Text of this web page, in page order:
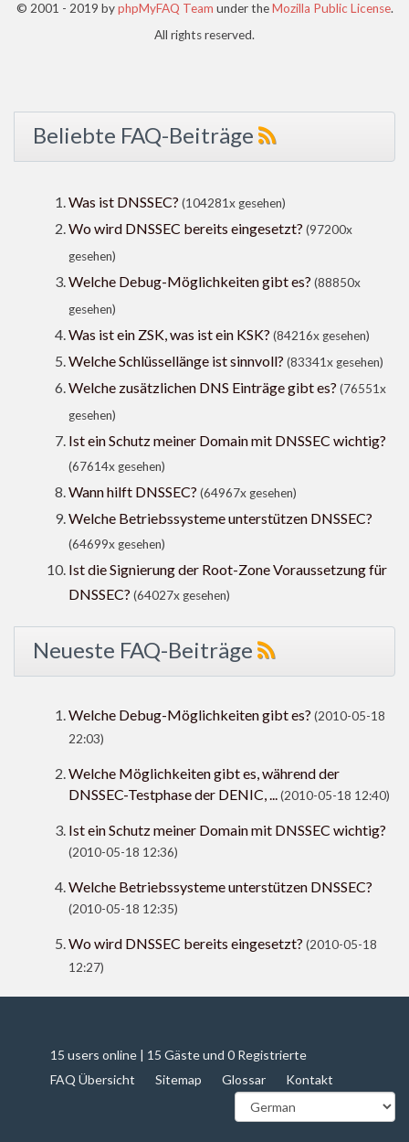
© 2001 - 2019 byphpMyFAQ Team under theMozilla Public License.
All rights reserved.
Beliebte FAQ-Beiträge
Was ist DNSSEC? (104281x gesehen)
Wo wird DNSSEC bereits eingesetzt? (97200x
gesehen)
Welche Debug-Möglichkeiten gibt es? (88850x
gesehen)
Was ist ein ZSK, was ist ein KSK? (84216x gesehen)
Welche Schlüssellänge ist sinnvoll? (83341x gesehen)
Welche zusätzlichen DNS Einträge gibt es? (76551x
gesehen)
Ist ein Schutz meiner Domain mit DNSSEC wichtig?
(67614x gesehen)
Wann hilft DNSSEC? (64967x gesehen)
Welche Betriebssysteme unterstützen DNSSEC?
(64699x gesehen)
Ist die Signierung der Root-Zone Voraussetzung für
DNSSEC? (64027x gesehen)
Neueste FAQ-Beiträge
Welche Debug-Möglichkeiten gibt es? (2010-05-18
22:03)
Welche Möglichkeiten gibt es, während der
DNSSEC-Testphase der DENIC, ...(2010-05-18 12:40)
Ist ein Schutz meiner Domain mit DNSSEC wichtig?
(2010-05-18 12:36)
Welche Betriebssysteme unterstützen DNSSEC?
(2010-05-18 12:35)
Wo wird DNSSEC bereits eingesetzt? (2010-05-18
12:27)
15 users online | 15 Gäste und 0 Registrierte
FAQ Übersicht
Sitemap Glossar Kontakt